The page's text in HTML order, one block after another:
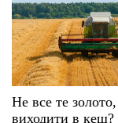
Не все те
виходити в кеш?